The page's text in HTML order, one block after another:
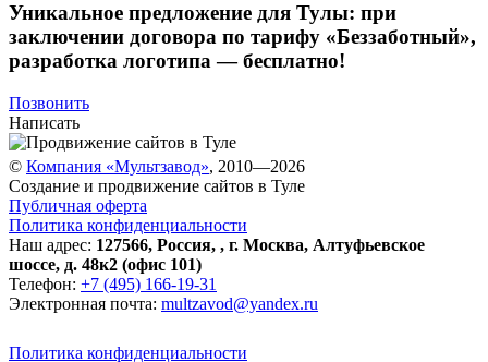
Уникальное предложение для Тулы: при
заключении договора по тарифу «Беззаботный»,
разработка логотипа — бесплатно!
Позвонить
Написать
© Компания «Мультзавод», 2010—2026
Создание и продвижение сайтов в Туле
Публичная оферта
Политика конфиденциальности
Наш адрес: 127566, Россия, , г. Москва, Алтуфьевское
шоссе, д. 48к2 (офис 101)
Телефон: +7 (495) 166-19-31
Электронная почта: multzavod@yandex.ru
Политика конфиденциальности